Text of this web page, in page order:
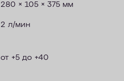
280 × 105 × 375 мм
2 л/мин
от +5 до +40